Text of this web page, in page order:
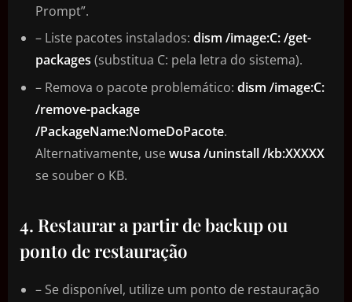
Prompt”.
– Liste pacotes instalados: dism /image:C: /get-
packages (substitua C: pela letra do sistema).
– Remova o pacote problemático: dism /image:C:
/remove-package
/PackageName:NomeDoPacote.
Alternativamente, usewusa /uninstall /kb:XXXXX
se souber o KB.
4. Restaurar a partir de backup ou
ponto de restauração
– Se disponível, utilize um ponto de restauração